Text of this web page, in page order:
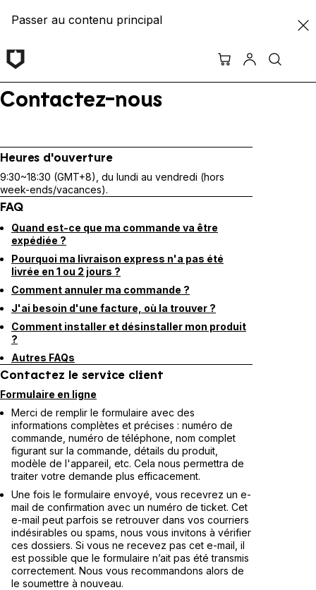
Passer au contenu principal
Contactez-nous
Heures d'ouverture
9:30~18:30 (GMT+8), du lundi au vendredi (hors
week-ends/vacances).
FAQ
Quand est-ce que ma commande va être
expédiée ?
Pourquoi ma livraison express n'a pas été
livrée en 1 ou 2 jours ?
Comment annuler ma commande ?
J'ai besoin d'une facture, où la trouver ?
Comment installer et désinstaller mon produit
?
Autres FAQs
Contactez le service client
Formulaire en ligne
Merci de remplir le formulaire avec des
informations complètes et précises : numéro de
commande, numéro de téléphone, nom complet
figurant sur la commande, détails du produit,
modèle de l'appareil, etc. Cela nous permettra de
traiter votre demande plus efficacement.
Une fois le formulaire envoyé, vous recevrez un e-
mail de confirmation avec un numéro de ticket. Cet
e-mail peut parfois se retrouver dans vos courriers
indésirables ou spams, nous vous invitons à vérifier
ces dossiers. Si vous ne recevez pas cet e-mail, il
est possible que le formulaire n’ait pas été transmis
correctement. Nous vous recommandons alors de
le soumettre à nouveau.